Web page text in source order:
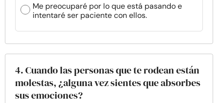
Me preocuparé por lo que está pasando e
intentaré ser paciente con ellos.
4. Cuando las personas que te rodean están
molestas, ¿alguna vez sientes que absorbes
sus emociones?